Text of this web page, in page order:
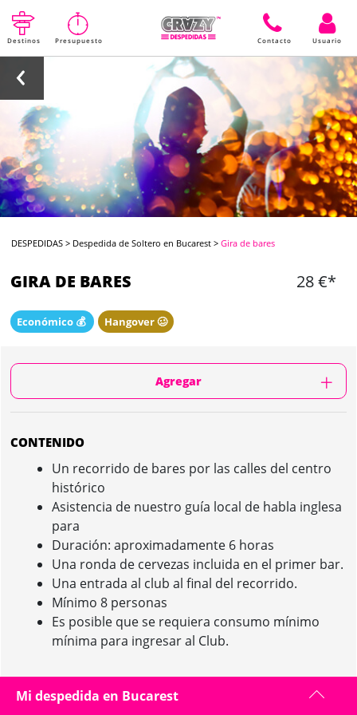
Destinos Presupuesto Contacto Usuario
DESPEDIDAS > Despedida de Soltero en Bucarest >Gira de bares
GIRA DE BARES 28 €*
Económico 💰 Hangover 🥴
Agregar
CONTENIDO
Un recorrido de bares por las calles del centro
histórico
Asistencia de nuestro guía local de habla inglesa
para
Duración: aproximadamente 6 horas
Una ronda de cervezas incluida en el primer bar.
Una entrada al club al final del recorrido.
Mínimo 8 personas
Es posible que se requiera consumo mínimo
mínima para ingresar al Club.
GIRA DE BARES IN BUCAREST : PRESENTACIÓN
Mi despedida en Bucarest